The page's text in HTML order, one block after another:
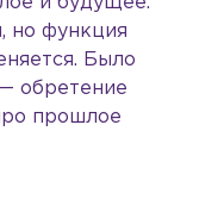
но функция
Было
обретение
прошлое